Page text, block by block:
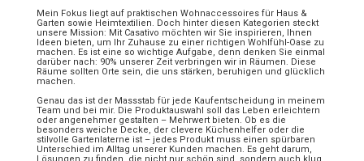
Mein Fokus liegt auf praktischen Wohnaccessoires für Haus &
Garten sowie Heimtextilien. Doch hinter diesen Kategorien steckt
unsere Mission: Mit Casativo möchten wir Sie inspirieren, Ihnen
Ideen bieten, um Ihr Zuhause zu einer richtigen Wohlfühl-Oase zu
machen. Es ist eine so wichtige Aufgabe, denn denken Sie einmal
darüber nach: 90% unserer Zeit verbringen wir in Räumen. Diese
Räume sollten Orte sein, die uns stärken, beruhigen und glücklich
machen.
Genau das ist der Massstab für jede Kaufentscheidung in meinem
Team und bei mir. Die Produktauswahl soll das Leben erleichtern
oder angenehmer gestalten – Mehrwert bieten. Ob es die
besonders weiche Decke, der clevere Küchenhelfer oder die
stilvolle Gartenlaterne ist – jedes Produkt muss einen spürbaren
Unterschied im Alltag unserer Kunden machen. Es geht darum,
Lösungen zu finden, die nicht nur schön sind, sondern auch klug